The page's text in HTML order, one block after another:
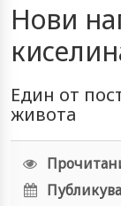
Нови
Един от
живота